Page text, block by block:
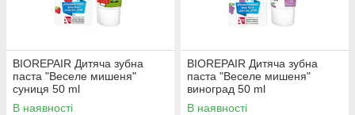
BIOREPAIR Дитяча зубна
паста "Веселе мишеня"
суниця 50 ml
В наявності
BIOREPAIR Дитяча зубна
паста "Веселе мишеня"
виноград 50 ml
В наявності